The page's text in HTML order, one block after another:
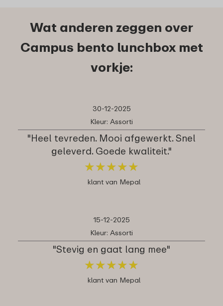
Wat anderen zeggen over
Campus bento lunchbox met
vorkje:
30-12-2025
Kleur: Assorti
"Heel tevreden. Mooi afgewerkt. Snel
geleverd. Goede kwaliteit."
★★★★★
★★★★★
klant van Mepal
15-12-2025
Kleur: Assorti
"Stevig en gaat lang mee"
★★★★★
★★★★★
klant van Mepal